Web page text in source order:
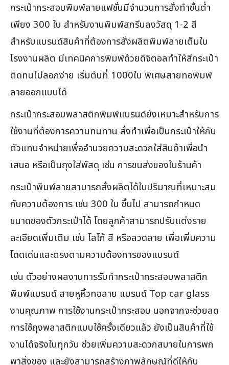
กระเป๋ากระสอบพิมพ์ลายแฟชั่นมีจำนวนการสั่งทำขั้นต่ำ
เพียง 300 ใบ สำหรับงานพิมพ์สกรีนลงวัสดุ 1-2 สี
สำหรับแบรนด์สินค้าที่ต้องการสั่งผลิตพิมพ์ลายเต็มใบ
โรงงานผลิต มีเทคนิคการพิมพ์ด้วยดิจิตอลทำให้สีกระเป๋า
ติดทนไม่ลอกง่าย เริ่มต้นที่ 1000ใบ พิเศษสายทอพิมพ์
ลายออกแบบได้
กระเป๋ากระสอบพลาสติกพิมพ์แบรนด์ยังเหมาะสำหรับการ
ใช้งานที่ต้องการความทนทาน สั่งทำเพื่อเป็นกระเป๋าให้กับ
ตัวแทนจำหน่ายเพื่ออำนวยความสะดวกใส่สินค้าเพื่อนำ
เสนอ หรือเป็นถุงใส่พัสดุ เช่น การขนส่งของในร้านค้า
กระเป๋าพิมพ์ลายสามารถสั่งผลิตได้ในปริมาณที่เหมาะสม
กับความต้องการ เช่น 300 ใบ ขึ้นไป สามารถกำหนด
ขนาดของตัวกระเป๋าได้ โดยลูกค้าสามารถปรับแต่งราย
ละเอียดเพิ่มเติม เช่น โลโก้ สี หรือลวดลาย เพื่อเพิ่มความ
โดดเด่นและตรงตามความต้องการของแบรนด์
เช่น ตัวอย่างผลงานการรับทำกระเป๋ากระสอบพลาสติก
พิมพ์แบรนด์ สายหูหิ้วทอลาย แบรนด์ Top car glass
งานคุณภาพ การใช้งานกระเป๋ากระสอบ นอกจากจะช่วยลด
การใช้ถุงพลาสติกแบบใช้ครั้งเดียวแล้ว ยังเป็นสินค้าที่ใช้
งานได้จริงในทุกวัน ช่วยเพิ่มความสะดวกสบายในการพก
พาสิ่งของ และยังสามารถสร้างภาพลักษณ์ที่ดีให้กับ